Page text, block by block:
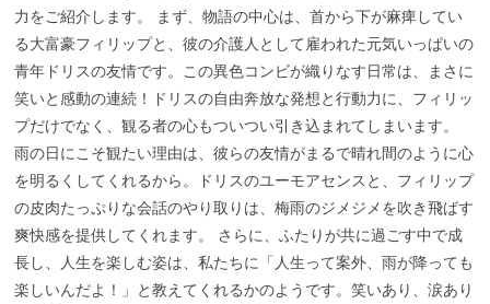
力をご紹介します。 まず、物語の中心は、首から下が麻痺してい
る大富豪フィリップと、彼の介護人として雇われた元気いっぱいの
青年ドリスの友情です。この異色コンビが織りなす日常は、まさに
笑いと感動の連続！ドリスの自由奔放な発想と行動力に、フィリッ
プだけでなく、観る者の心もついつい引き込まれてしまいます。
雨の日にこそ観たい理由は、彼らの友情がまるで晴れ間のように心
を明るくしてくれるから。ドリスのユーモアセンスと、フィリップ
の皮肉たっぷりな会話のやり取りは、梅雨のジメジメを吹き飛ばす
爽快感を提供してくれます。 さらに、ふたりが共に過ごす中で成
長し、人生を楽しむ姿は、私たちに「人生って案外、雨が降っても
楽しいんだよ！」と教えてくれるかのようです。笑いあり、涙あり